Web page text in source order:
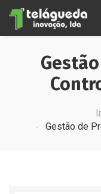
Gestão de